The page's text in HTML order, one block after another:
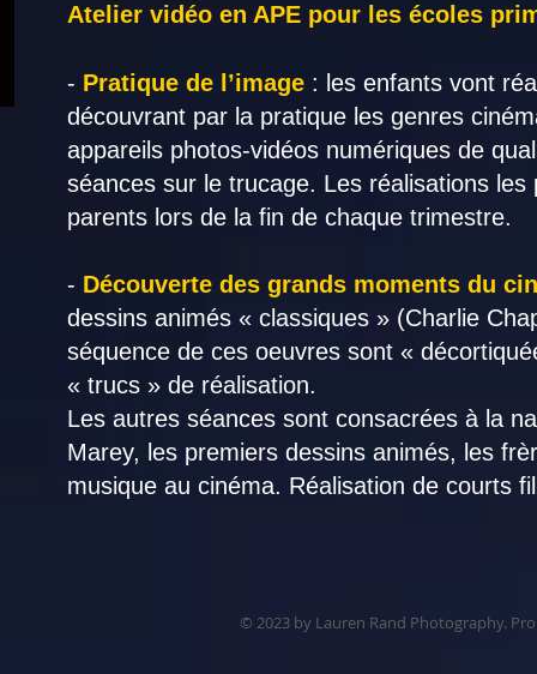
Atelier vidéo en APE pour les écoles
- Pratique de l’image : les enfants vont
découvrant par la pratique les genres
appareils photos-vidéos numériques de
séances sur le trucage. Les réalisations les
parents lors de la fin de chaque trimestre.
- Découverte des grands moments du
dessins animés « classiques » (Charlie
séquence de ces oeuvres sont «
« trucs » de réalisation.
Les autres séances sont consacrées à la
Marey, les premiers dessins animés, les
musique au cinéma. Réalisation de courts
© 2023 by Lauren Rand Photography.